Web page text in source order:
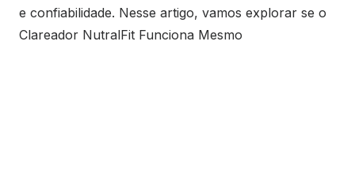
e confiabilidade. Nesse artigo, vamos explorar se o
Clareador NutralFit Funciona Mesmo